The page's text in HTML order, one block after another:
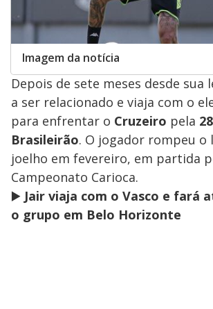
Imagem da notícia
Depois de sete meses desde sua
a ser relacionado e viaja com o
para enfrentar o Cruzeiro pela
Brasileirão. O jogador rompeu o
joelho em fevereiro, em partida
Campeonato Carioca.
▶️ Jair viaja com o Vasco e fará
o grupo em Belo Horizonte